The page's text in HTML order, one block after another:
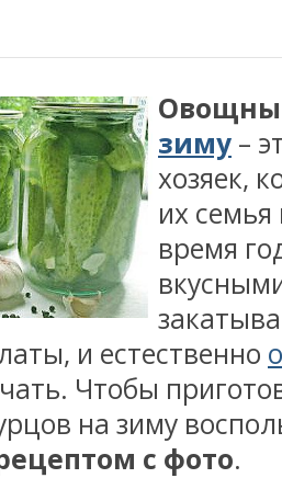
зиму –
хозяек,
их
время
и естественно
Чтобы
на зиму
с фото.